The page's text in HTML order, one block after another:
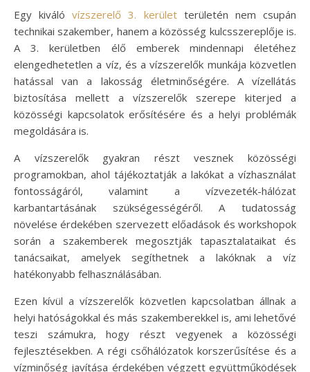
Egy kiválóvízszerelő 3. kerületterületén nem csupán
technikai szakember, hanem a közösség kulcsszereplője is.
A 3. kerületben élő emberek mindennapi életéhez
elengedhetetlen a víz, és a vízszerelők munkája közvetlen
hatással van a lakosság életminőségére. A vízellátás
biztosítása mellett a vízszerelők szerepe kiterjed a
közösségi kapcsolatok erősítésére és a helyi problémák
megoldására is.
A vízszerelők gyakran részt vesznek közösségi
programokban, ahol tájékoztatják a lakókat a vízhasználat
fontosságáról, valamint a vízvezeték-hálózat
karbantartásának szükségességéről. A tudatosság
növelése érdekében szervezett előadások és workshopok
során a szakemberek megosztják tapasztalataikat és
tanácsaikat, amelyek segíthetnek a lakóknak a víz
hatékonyabb felhasználásában.
Ezen kívül a vízszerelők közvetlen kapcsolatban állnak a
helyi hatóságokkal és más szakemberekkel is, ami lehetővé
teszi számukra, hogy részt vegyenek a közösségi
fejlesztésekben. A régi csőhálózatok korszerűsítése és a
vízminőség javítása érdekében végzett együttműködések